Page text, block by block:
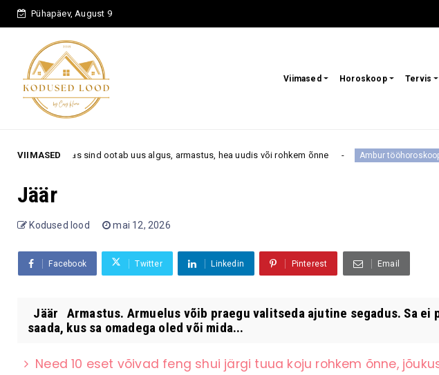
Pühapäev, August 9
Viimased Horoskoop Tervis
VIIMASED
sind ootab uus algus, armastus, hea uudis või rohkem õnne Ambur tööhoroskoop Need 3
Jäär
Kodused lood mai 12, 2026
Facebook Twitter Linkedin Pinterest Email
Jäär Armastus. Armuelus võib praegu valitseda ajutine segadus. Sa ei
saada, kus sa omadega oled või mida...
Need 10 eset võivad feng shui järgi tuua koju rohkem õnne,